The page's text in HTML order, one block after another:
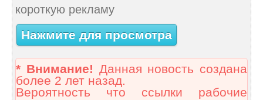
короткую рекламу
Нажмите для просмотра
* Внимание! Данная новость создана
более 2 лет назад.
Вероятность что ссылки рабочие